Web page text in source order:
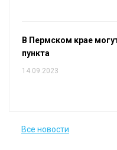
В Пермском крае
пункта
14.09.2023
Все новости